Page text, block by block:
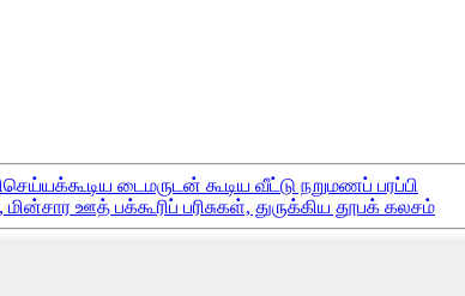
டைமருடன் கூடிய வீட்டு நறுமணப் பரப்பி
மின்சார ஊத் பக்கூரிப் பரிசுகள், துருக்கிய தூபக் கலசம்